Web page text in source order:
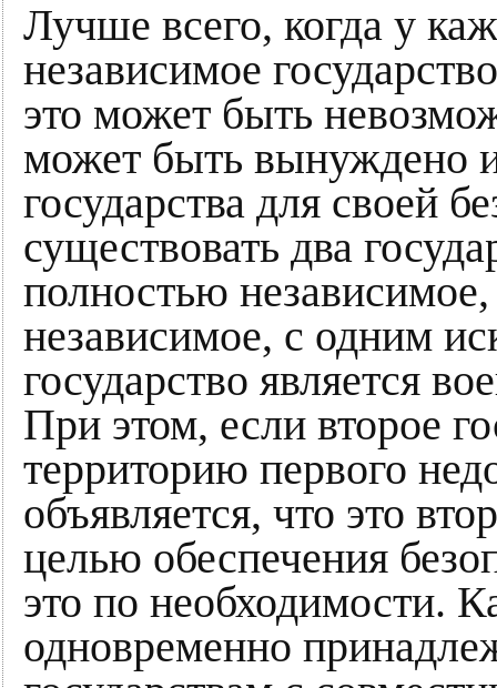
Лучше всего, когда у
независимое
это может быть
может быть вынуждено
государства для своей
существовать два
полностью
независимое, с одним
государство является
При этом, если второе
территорию первого
объявляется, что это
целью обеспечения
это по необходимости.
одновременно